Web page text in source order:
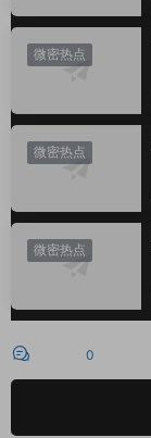
微密热点
微密热点
微密热点
0